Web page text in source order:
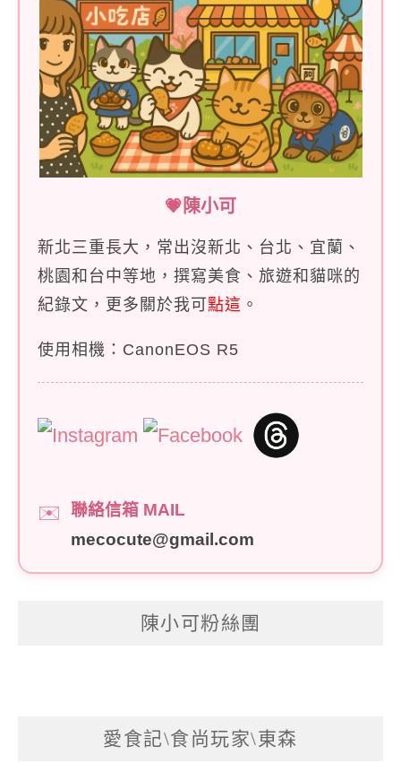
💗陳小可
新北三重長大，常出沒新北、台北、宜蘭、
桃園和台中等地，撰寫美食、旅遊和貓咪的
紀錄文，更多關於我可點這 。
使用相機：CanonEOS R5
✉️
聯絡信箱 MAIL
mecocute@gmail.com
陳小可粉絲團
愛食記\食尚玩家\東森